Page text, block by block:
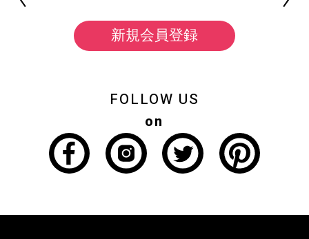
新規会員登録
FOLLOW US
on